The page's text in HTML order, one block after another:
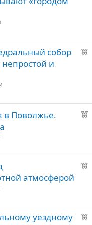
е
н
й
Р
е
н
собор
и
Р
е
е
в Поволжье.
Р
е
атмосферой
Р
уездному